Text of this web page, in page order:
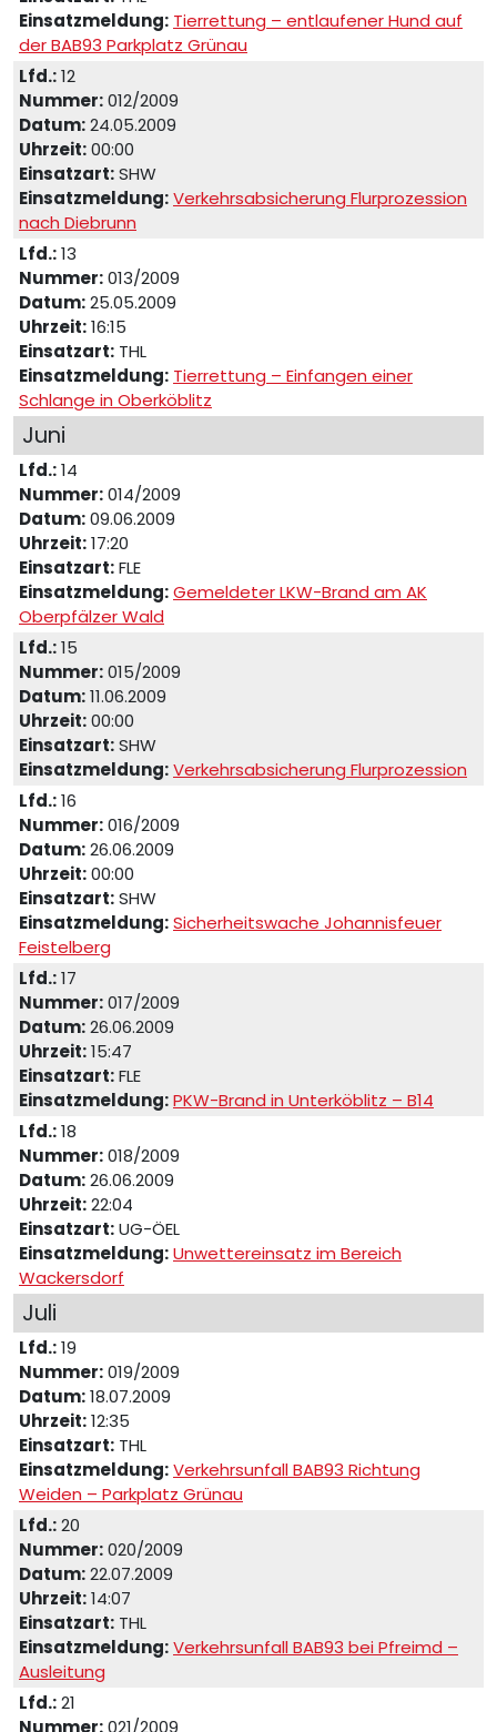
Einsatzmeldung: Tierrettung – entlaufener Hund auf
der BAB93 Parkplatz Grünau
Lfd.:12
Nummer:012/2009
Datum:24.05.2009
Uhrzeit:00:00
Einsatzart:SHW
Einsatzmeldung:Verkehrsabsicherung Flurprozession
nach Diebrunn
Lfd.:13
Nummer:013/2009
Datum:25.05.2009
Uhrzeit:16:15
Einsatzart: THL
Einsatzmeldung: Tierrettung – Einfangen einer
Schlange in Oberköblitz
Juni
Lfd.:14
Nummer:014/2009
Datum:09.06.2009
Uhrzeit:17:20
Einsatzart:FLE
Einsatzmeldung:Gemeldeter LKW-Brand am AK
Oberpfälzer Wald
Lfd.:15
Nummer:015/2009
Datum:11.06.2009
Uhrzeit:00:00
Einsatzart:SHW
Einsatzmeldung:Verkehrsabsicherung Flurprozession
Lfd.:16
Nummer:016/2009
Datum:26.06.2009
Uhrzeit:00:00
Einsatzart:SHW
Einsatzmeldung:Sicherheitswache Johannisfeuer
Feistelberg
Lfd.:17
Nummer:017/2009
Datum:26.06.2009
Uhrzeit:15:47
Einsatzart:FLE
Einsatzmeldung:PKW-Brand in Unterköblitz – B14
Lfd.:18
Nummer:018/2009
Datum:26.06.2009
Uhrzeit:22:04
Einsatzart:UG-ÖEL
Einsatzmeldung:Unwettereinsatz im Bereich
Wackersdorf
Juli
Lfd.:19
Nummer:019/2009
Datum:18.07.2009
Uhrzeit:12:35
Einsatzart: THL
Einsatzmeldung:Verkehrsunfall BAB93 Richtung
Weiden – Parkplatz Grünau
Lfd.:20
Nummer:020/2009
Datum:22.07.2009
Uhrzeit:14:07
Einsatzart: THL
Einsatzmeldung:Verkehrsunfall BAB93 bei Pfreimd –
Ausleitung
Lfd.:21